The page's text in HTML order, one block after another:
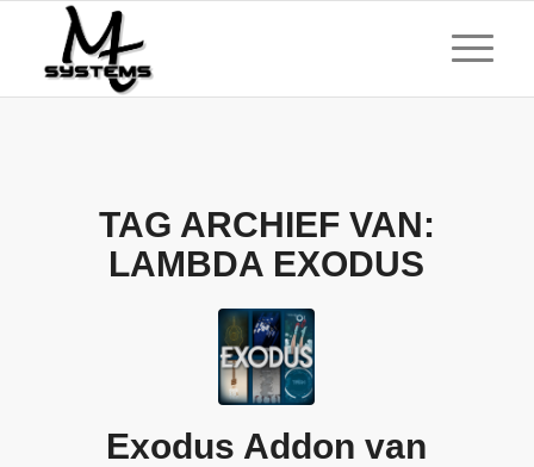
TAG ARCHIEF VAN:
LAMBDA EXODUS
Exodus Addon van